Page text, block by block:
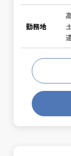
勤務地